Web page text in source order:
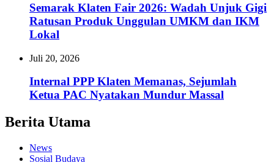
Semarak Klaten Fair 2026: Wadah Unjuk Gigi
Ratusan Produk Unggulan UMKM dan IKM
Lokal
Juli 20, 2026
Internal PPP Klaten Memanas, Sejumlah
Ketua PAC Nyatakan Mundur Massal
Berita Utama
News
Sosial Budaya